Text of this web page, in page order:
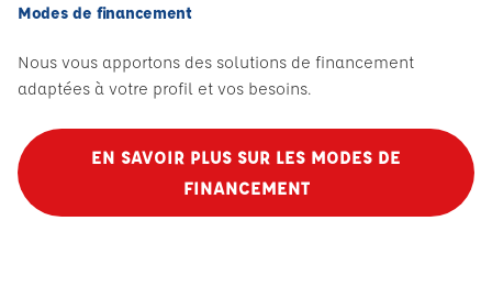
Modes de financement
Nous vous apportons des solutions de financement
adaptées à votre profil et vos besoins.
EN SAVOIR PLUS SUR LES MODES DE
FINANCEMENT